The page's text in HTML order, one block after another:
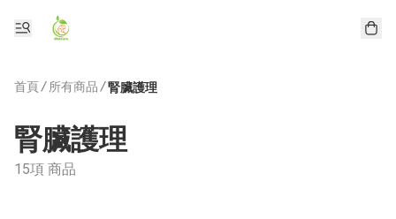
首頁/ 所有商品 /腎臟護理
腎臟護理
15項 商品